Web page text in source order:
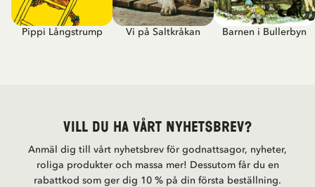
Pippi Långstrump Vi på Saltkråkan Barnen i Bullerbyn
Vill du ha vårt nyhetsbrev?
Anmäl dig till vårt nyhetsbrev för godnattsagor, nyheter,
roliga produkter och massa mer! Dessutom får du en
rabattkod som ger dig 10 % på din första beställning.